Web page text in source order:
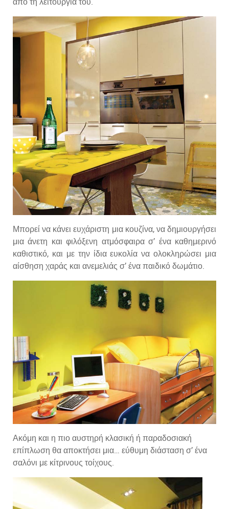
Μπορεί να κάνει ευχάριστη μια κουζίνα, να δημιουργήσει
μια άνετη και φιλόξενη ατμόσφαιρα σ’ ένα καθημερινό
καθιστικό, και με την ίδια ευκολία να ολοκληρώσει μια
αίσθηση χαράς και ανεμελιάς σ’ ένα παιδικό δωμάτιο.
Ακόμη και η πιο αυστηρή κλασική ή παραδοσιακή
επίπλωση θα αποκτήσει μια… εύθυμη διάσταση σ’ ένα
σαλόνι με κίτρινους τοίχους.